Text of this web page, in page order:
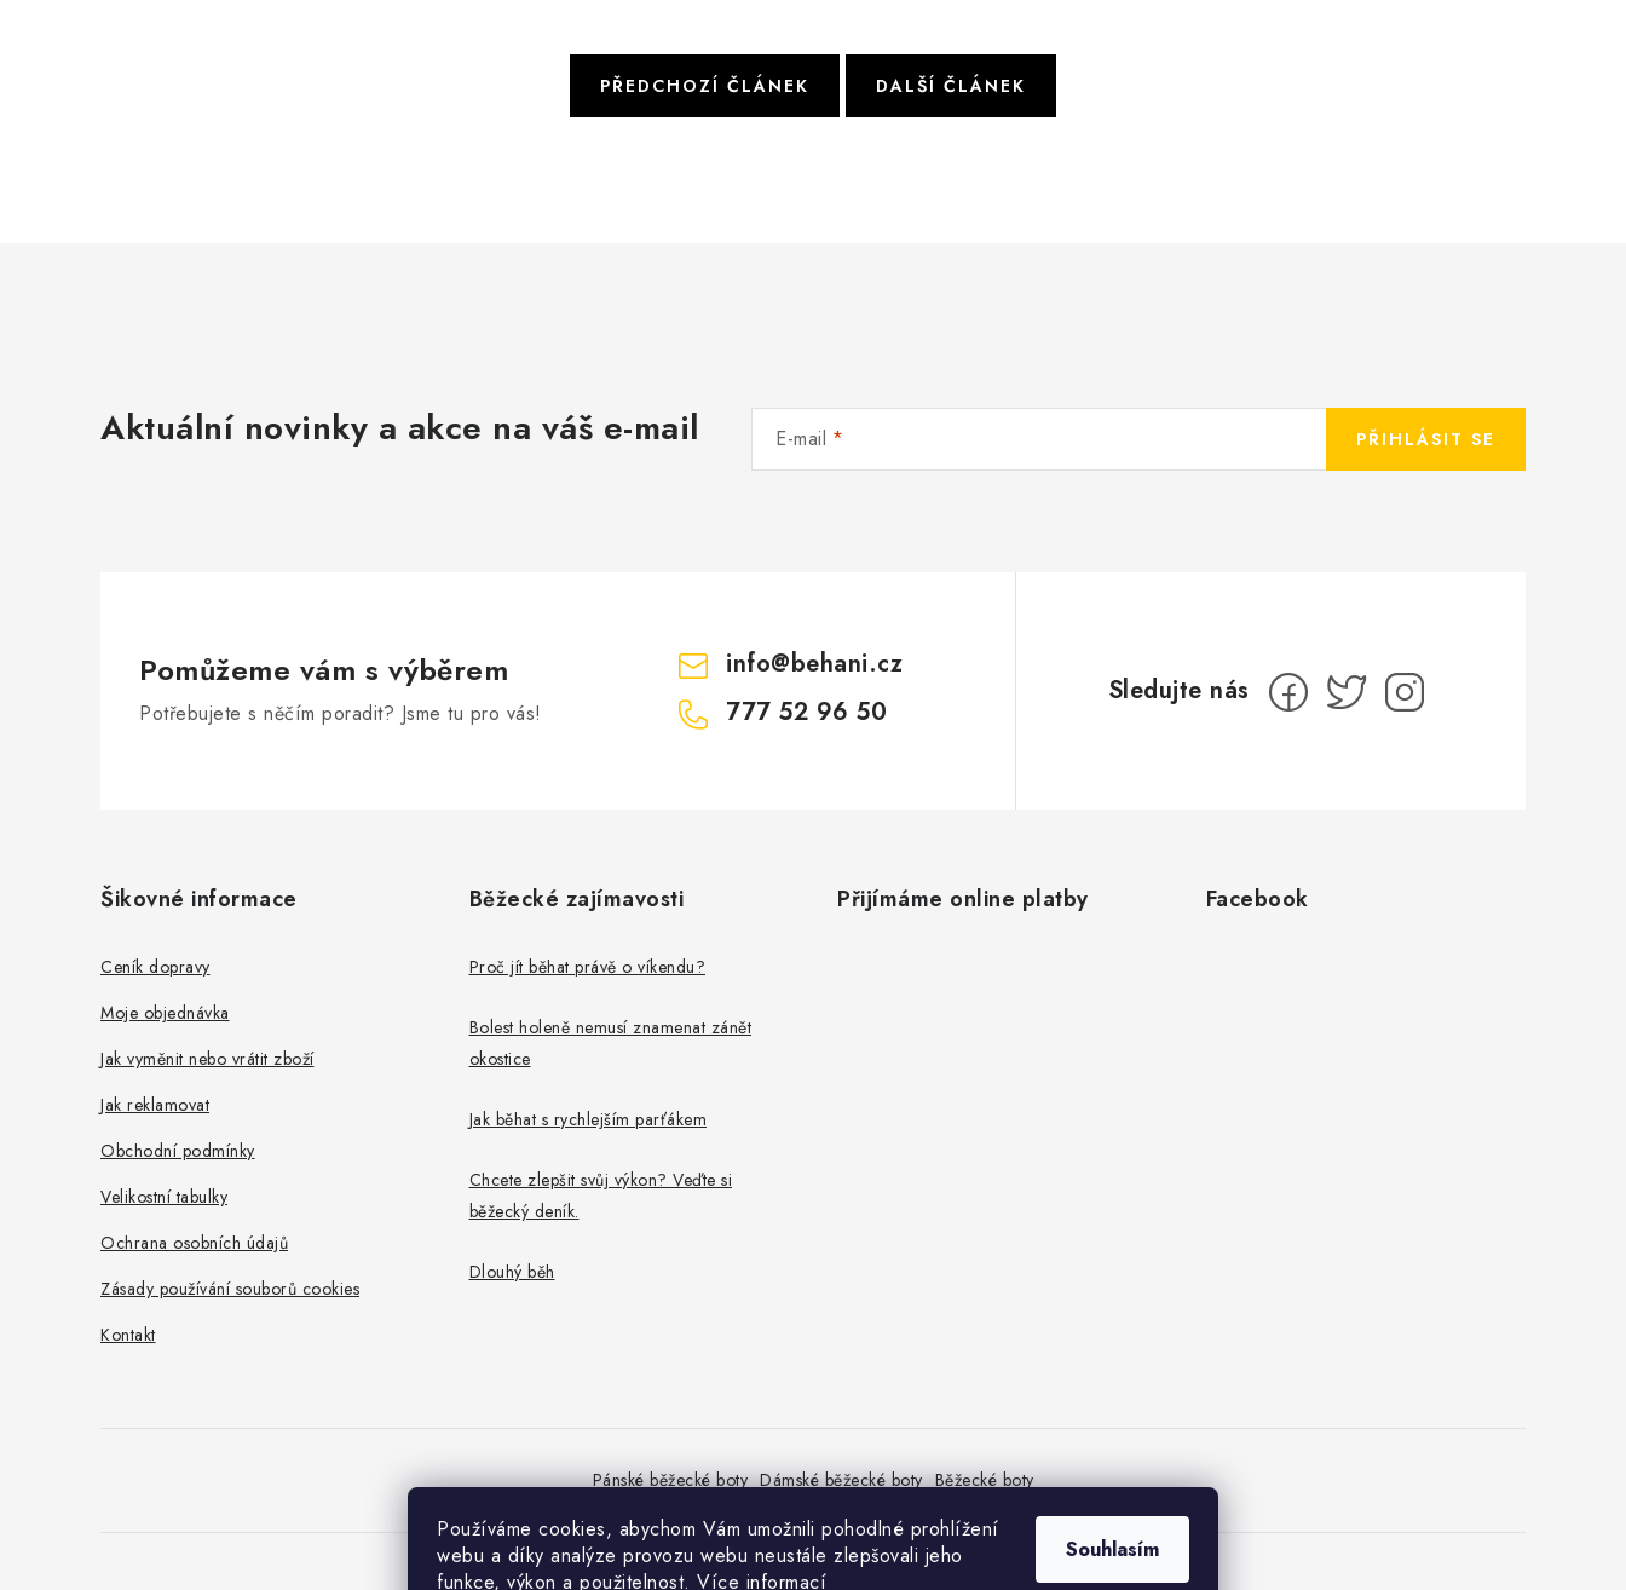
Používáme cookies, abychom Vám umožnili pohodlné prohlížení
webu a díky analýze provozu webu neustále zlepšovali jeho
funkce, výkon a použitelnost. Více informací
Souhlasím
PŘEDCHOZÍ ČLÁNEK DALŠÍ ČLÁNEK
Aktuální novinky a akce na váš e-mail E-mail PŘIHLÁSIT SE
Pomůžeme vám s výběrem
Potřebujete s něčím poradit? Jsme tu pro vás!
info@behani.cz
777 52 96 50
Šikovné informace
Ceník dopravy
Moje objednávka
Jak vyměnit nebo vrátit zboží
Jak reklamovat
Obchodní podmínky
Velikostní tabulky
Ochrana osobních údajů
Zásady používání souborů cookies
Kontakt
Běžecké zajímavosti
Proč jít běhat právě o víkendu?
Bolest holeně nemusí znamenat zánět
okostice
Jak běhat s rychlejším parťákem
Chcete zlepšit svůj výkon? Veďte si
běžecký deník.
Dlouhý běh
Přijímáme online platby Facebook
Pánské běžecké boty Dámské běžecké boty Běžecké boty